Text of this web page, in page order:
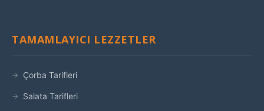
TAMAMLAYICI LEZZETLER
Çorba Tarifleri
Salata Tarifleri